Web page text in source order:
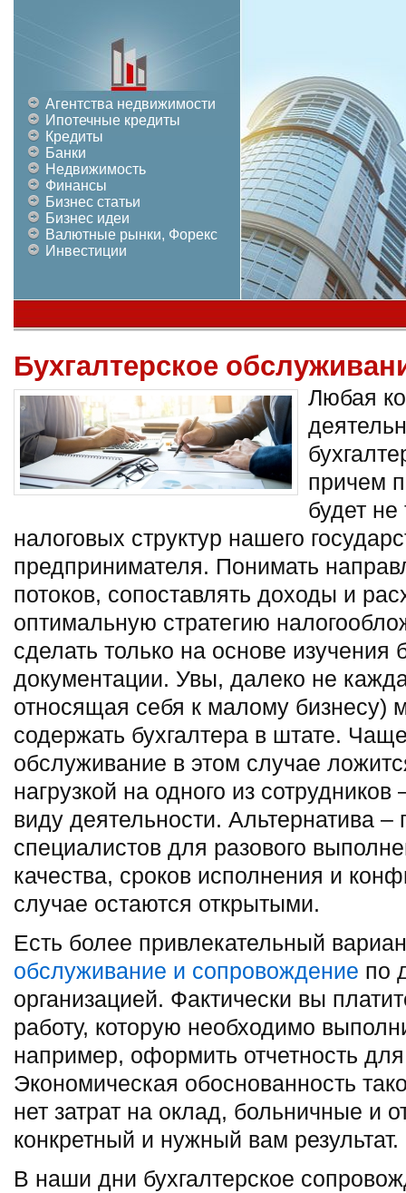
Агентства недвижимости
Ипотечные кредиты
Кредиты
Банки
Недвижимость
Финансы
Бизнес статьи
Бизнес идеи
Валютные рынки, Форекс
Инвестиции
Бухгалтерское
Любая
причем
будет
налоговых структур нашего
предпринимателя. Понимать
потоков, сопоставлять доходы и
оптимальную стратегию
сделать только на основе изучения
документации. Увы, далеко не
относящая себя к малому бизнесу)
содержать бухгалтера в штате.
обслуживание в этом случае
нагрузкой на одного из
виду деятельности. Альтернатива –
специалистов для разового
качества, сроков исполнения и
случае остаются открытыми.
Есть более привлекательный
обслуживание и сопровождение по
организацией. Фактически вы
работу, которую необходимо
например, оформить отчетность
Экономическая обоснованность
нет затрат на оклад, больничные и
конкретный и нужный вам результат.
В наши дни бухгалтерское